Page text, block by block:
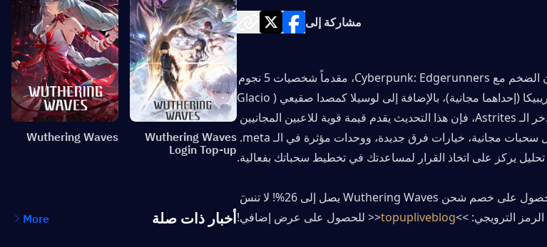
مشاركة إلى
يجلب تحديث WuWa 3.4 التعاون الضخم مع Cyberpunk: Edgerunners، مقدماً شخصيات 5 نجوم
محدودة جديدة وهما لوسي وريبيكا (إحداهما مجانية)، بالإضافة إلى لوسيلا كمصدا صقيعي (Glacio
تحليل يركز على اتخاذ القرار لمساعدتك في تخطيط سحباتك بفعالية.
الترويجي: >>topupliveblog<< للحصول على عرض إضافي!
Wuthering Waves
Login Top-up
Wuthering Waves
أخبار ذات صلة More